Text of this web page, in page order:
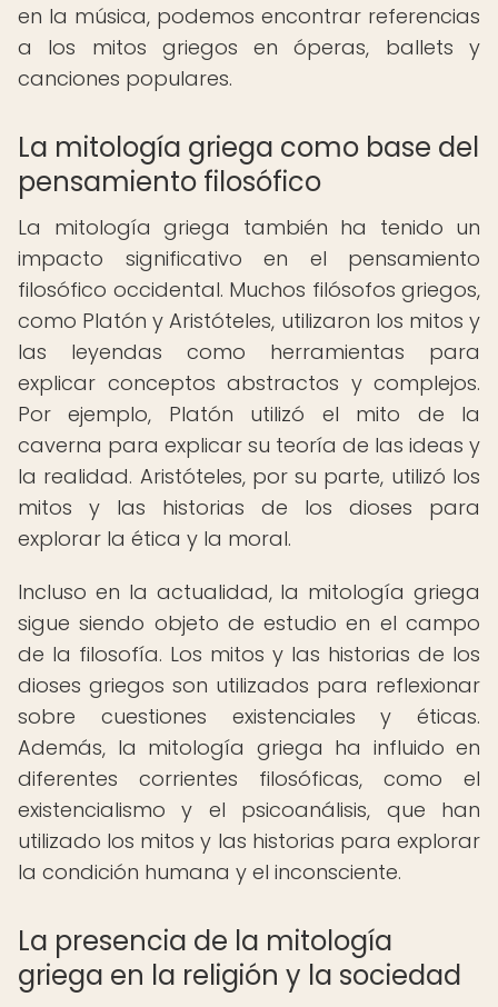
en la música, podemos encontrar referencias
a los mitos griegos en óperas, ballets y
canciones populares.
La mitología griega como base del
pensamiento filosófico
La mitología griega también ha tenido un
impacto significativo en el pensamiento
filosófico occidental. Muchos filósofos griegos,
como Platón y Aristóteles, utilizaron los mitos y
las leyendas como herramientas para
explicar conceptos abstractos y complejos.
Por ejemplo, Platón utilizó el mito de la
caverna para explicar su teoría de las ideas y
la realidad. Aristóteles, por su parte, utilizó los
mitos y las historias de los dioses para
explorar la ética y la moral.
Incluso en la actualidad, la mitología griega
sigue siendo objeto de estudio en el campo
de la filosofía. Los mitos y las historias de los
dioses griegos son utilizados para reflexionar
sobre cuestiones existenciales y éticas.
Además, la mitología griega ha influido en
diferentes corrientes filosóficas, como el
existencialismo y el psicoanálisis, que han
utilizado los mitos y las historias para explorar
la condición humana y el inconsciente.
La presencia de la mitología
griega en la religión y la sociedad